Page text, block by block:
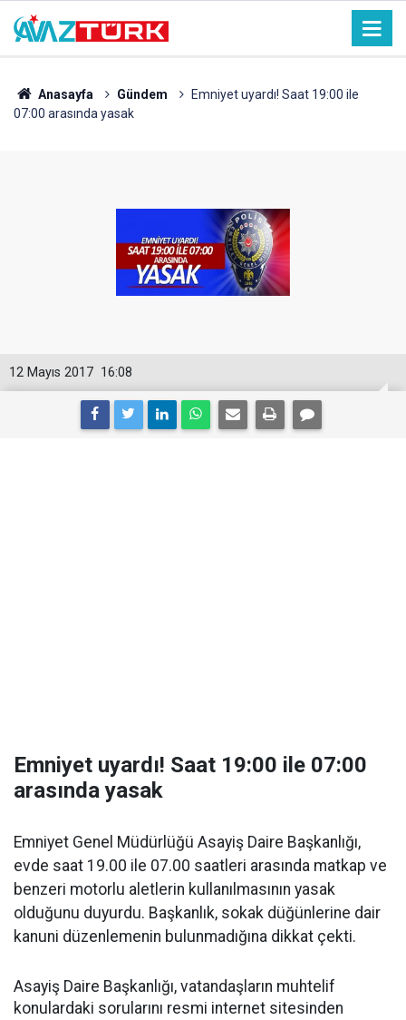
Anasayfa Gündem
Emniyet uyardı! Saat 19:00 ile
07:00 arasında yasak
16:08
12 Mayıs 2017
Emniyet uyardı! Saat 19:00 ile 07:00
arasında yasak
Emniyet Genel Müdürlüğü Asayiş Daire Başkanlığı,
evde saat 19.00 ile 07.00 saatleri arasında matkap ve
benzeri motorlu aletlerin kullanılmasının yasak
olduğunu duyurdu. Başkanlık, sokak düğünlerine dair
kanuni düzenlemenin bulunmadığına dikkat çekti.
Asayiş Daire Başkanlığı, vatandaşların muhtelif
konulardaki sorularını resmi internet sitesinden